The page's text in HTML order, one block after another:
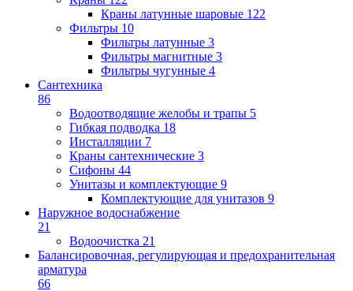
Краны латунные шаровые 122
Фильтры 10
Фильтры латунные 3
Фильтры магнитные 3
Фильтры чугунные 4
Сантехника
86
Водоотводящие желобы и трапы 5
Гибкая подводка 18
Инсталляции 7
Краны сантехнические 3
Сифоны 44
Унитазы и комплектующие 9
Комплектующие для унитазов 9
Наружное водоснабжение
21
Водоочистка 21
Балансировочная, регулирующая и предохранительная
арматура
66